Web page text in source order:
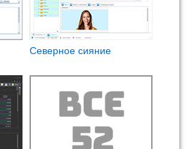
Северное сияние